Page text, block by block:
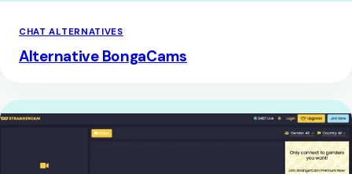
CHAT ALTERNATIVES
Alternative BongaCams